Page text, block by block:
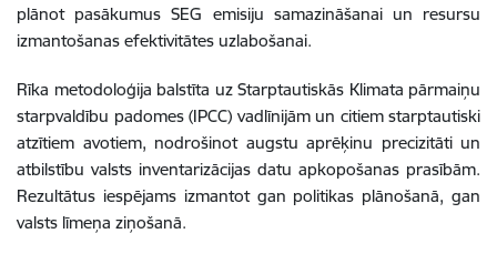
plānot pasākumus SEG emisiju samazināšanai un resursu
izmantošanas efektivitātes uzlabošanai.
Rīka metodoloģija balstīta uz Starptautiskās Klimata pārmaiņu
starpvaldību padomes (IPCC) vadlīnijām un citiem starptautiski
atzītiem avotiem, nodrošinot augstu aprēķinu precizitāti un
atbilstību valsts inventarizācijas datu apkopošanas prasībām.
Rezultātus iespējams izmantot gan politikas plānošanā, gan
valsts līmeņa ziņošanā.